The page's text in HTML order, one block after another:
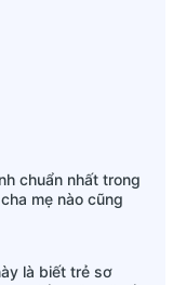
côn trùng chích/
chuẩn nhất trong
mẹ nào cũng
là biết trẻ sơ